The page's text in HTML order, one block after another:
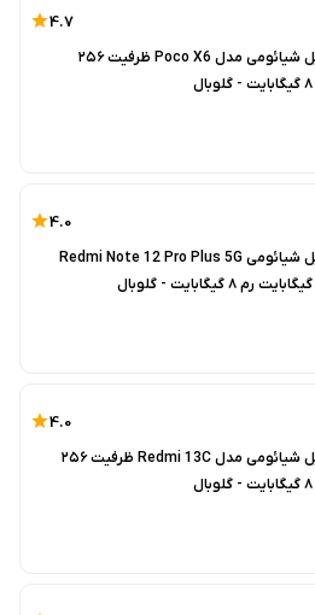
4.7
گوشی موبایل شیائومی مدل Poco X6 ظرفیت ۲۵۶
4.0
گوشی موبایل شیائومی Redmi Note 12 Pro Plus 5G
4.0
گوشی موبایل شیائومی مدل Redmi 13C ظرفیت ۲۵۶